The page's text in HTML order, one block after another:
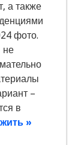
а также
фото.
не
–
в
»